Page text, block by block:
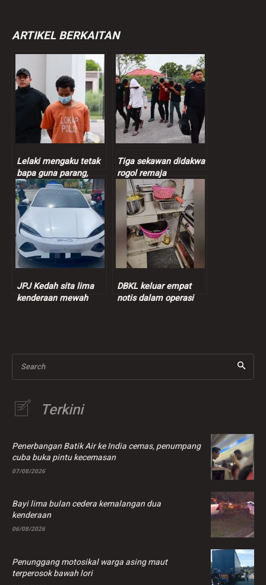
ARTIKEL BERKAITAN
Lelaki mengaku tetak
bapa guna parang,
bakar dua kenderaan
Tiga sekawan didakwa
rogol remaja
perempuan 13 tahun
JPJ Kedah sita lima
kenderaan mewah
DBKL keluar empat
notis dalam operasi
Search
Terkini
Penerbangan Batik Air ke India cemas, penumpang
cuba buka pintu kecemasan
07/08/2026
Bayi lima bulan cedera kemalangan dua
kenderaan
06/08/2026
Penunggang motosikal warga asing maut
terperosok bawah lori